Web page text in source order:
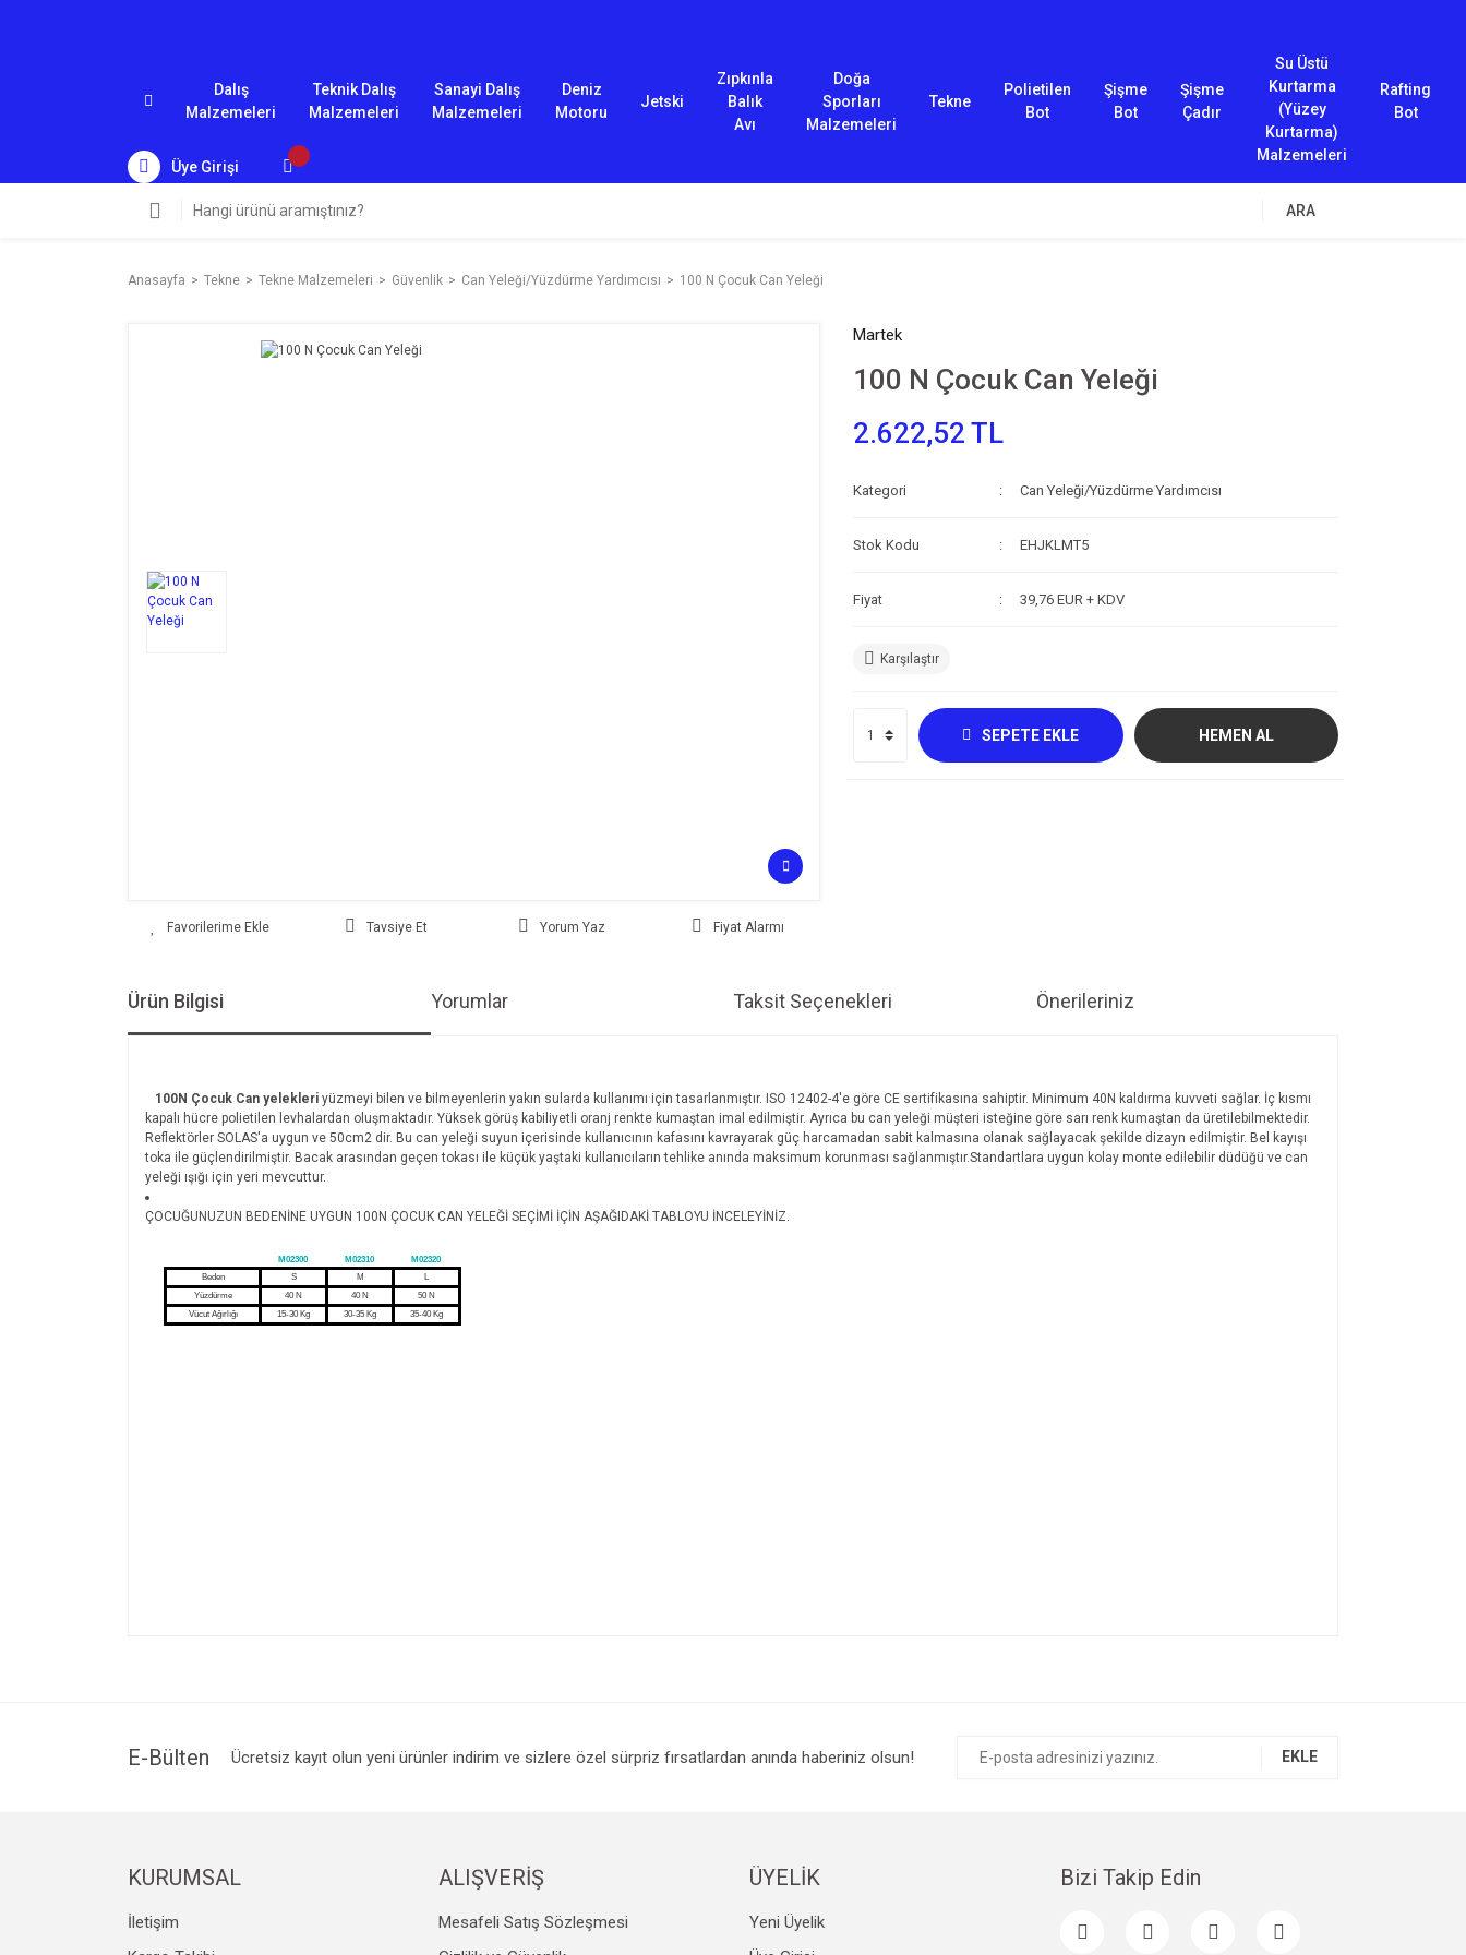
Dalış
Malzemeleri
Teknik Dalış
Malzemeleri
Sanayi Dalış
Malzemeleri
Deniz
Motoru
Jetski
Zıpkınla
Balık
Avı
Doğa
Sporları
Malzemeleri
Tekne
Polietilen
Bot
Şişme
Bot
Şişme
Çadır
Su Üstü
Kurtarma
(Yüzey
Kurtarma)
Malzemeleri
Rafting
Bot
Üye Girişi
ARA
Anasayfa Tekne Tekne Malzemeleri Güvenlik Can Yeleği/Yüzdürme Yardımcısı 100 N Çocuk Can Yeleği
Tavsiye Et Yorum Yaz Fiyat Alarmı
Martek
100 N Çocuk Can Yeleği
2.622,52 TL
Kategori Can Yeleği/Yüzdürme Yardımcısı
Stok Kodu EHJKLMT5
Fiyat 39,76 EUR + KDV
Karşılaştır
SEPETE EKLE HEMEN AL
Ürün Bilgisi Yorumlar Taksit Seçenekleri Önerileriniz
100N Çocuk Can yelekleri yüzmeyi bilen ve bilmeyenlerin yakın sularda kullanımı için tasarlanmıştır. ISO 12402-4'e göre CE sertifikasına sahiptir. Minimum 40N kaldırma kuvveti sağlar. İç kısmı
kapalı hücre polietilen levhalardan oluşmaktadır. Yüksek görüş kabiliyetli oranj renkte kumaştan imal edilmiştir. Ayrıca bu can yeleği müşteri isteğine göre sarı renk kumaştan da üretilebilmektedir.
Reflektörler SOLAS'a uygun ve 50cm2 dir. Bu can yeleği suyun içerisinde kullanıcının kafasını kavrayarak güç harcamadan sabit kalmasına olanak sağlayacak şekilde dizayn edilmiştir. Bel kayışı
toka ile güçlendirilmiştir. Bacak arasından geçen tokası ile küçük yaştaki kullanıcıların tehlike anında maksimum korunması sağlanmıştır.Standartlara uygun kolay monte edilebilir düdüğü ve can
yeleği ışığı için yeri mevcuttur.
ÇOCUĞUNUZUN BEDENİNE UYGUN 100N ÇOCUK CAN YELEĞİ SEÇİMİ İÇİN AŞAĞIDAKİ TABLOYU İNCELEYİNİZ.
M02300 M02310
M02320
Beden
S M
L
Yüzdürme
40 N 40 N
50 N
Vücut Ağırlığı
15-30 Kg 30-35 Kg 35-40 Kg
Ürün bilgilerinde hatalar bulunuyor.
E-Bülten Ücretsiz kayıt olun yeni ürünler indirim ve sizlere özel sürpriz fırsatlardan anında haberiniz olsun! EKLE
KURUMSAL
İletişim
ALIŞVERİŞ
Mesafeli Satış Sözleşmesi
ÜYELİK
Yeni Üyelik
Bizi Takip Edin